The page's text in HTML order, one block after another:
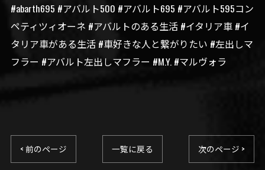
#abarth695 #アバルト500 #アバルト695 #アバルト595コン
ペティツィオーネ #アバルトのある生活 #イタリア車 #イ
タリア車がある生活 #車好きな人と繋がりたい #左出しマ
フラー #アバルト左出しマフラー #M.Y. #マルヴォラ
< 前のページ 一覧に戻る 次のページ >